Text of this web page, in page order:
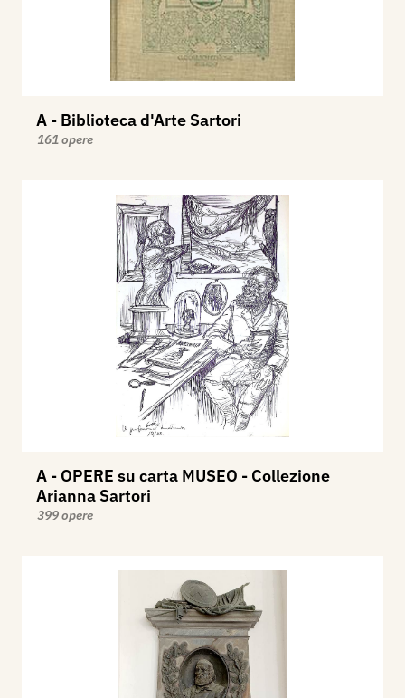
A - Biblioteca d'Arte Sartori
161 opere
A - OPERE su carta MUSEO - Collezione
Arianna Sartori
399 opere